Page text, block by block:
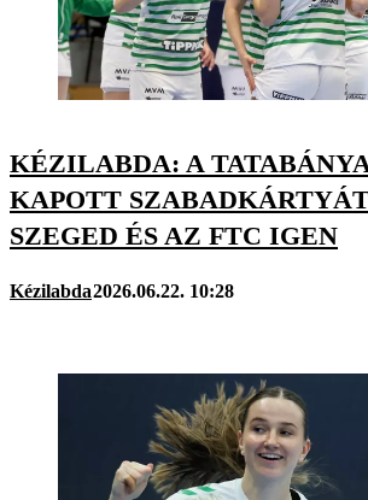
KÉZILABDA: A
KAPOTT
SZEGED ÉS AZ FTC IGEN
Kézilabda2026.06.22. 10:28